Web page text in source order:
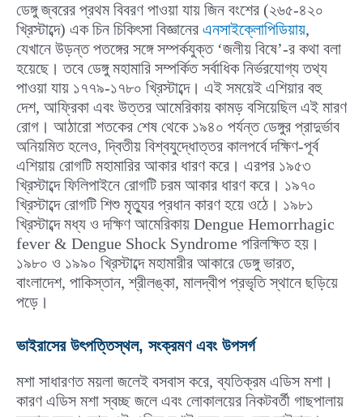
ডেঙ্গু জ্বরের প্রথম বিবরণ পাওয়া যায় জিন বংশের (২৬৫-৪২০
খ্রিস্টাব্দে) এক চিন চিকিৎসা বিজ্ঞানের এনসাইক্লোপিডিয়ায়,
যেখানে উড়ন্ত পতঙ্গের সঙ্গে সম্পর্কযুক্ত ‘জলীয় বিষে’-র কথা বলা
হয়েছে। তবে ডেঙ্গু মহামারি সম্পর্কিত সর্বাধিক নির্ভরযোগ্য তথ্য
পাওয়া যায় ১৭৭৯-১৭৮০ খ্রিস্টাব্দে। এই সময়েই এশিয়ার বহু
দেশ, আফ্রিকা এবং উত্তর আমেরিকায় কামড় বসিয়েছিল এই মারণ
রোগ। আঠারো শতকের শেষ থেকে ১৯৪০ পর্যন্ত ডেঙ্গুর প্রাদুর্ভাব
অনিয়মিত হলেও, দ্বিতীয় বিশ্বযুদ্ধোত্তর কালপর্বে দক্ষিণ-পূর্ব
এশিয়ায় রোগটি মহামারির আকার ধারণ করে। এরপর ১৯৫৩
খ্রিস্টাব্দে ফিলিপাইনে রোগটি চরম আকার ধারণ করে। ১৯৭০
খ্রিস্টাব্দে রোগটি শিশু মৃত্যুর প্রধান কারণ হয়ে ওঠে। ১৯৮১
খ্রিস্টাব্দে মধ্য ও দক্ষিণ আমেরিকায় Dengue Hemorrhagic
fever & Dengue Shock Syndrome পরিলক্ষিত হয়।
১৯৮০ ও ১৯৯০ খ্রিস্টাব্দে মহামারীর আকারে ডেঙ্গু ভারত,
বাংলাদেশ, পাকিস্তান, শ্রীলঙ্কা, মালদ্বীপ প্রভৃতি স্থানে ছড়িয়ে
পড়ে।
ভাইরাসের উৎপত্তিস্থল, সংক্রমণ এবং উপসর্গ
মশা সাধারণত ময়লা জলেই বসবাস করে, ব্যতিক্রম এডিস মশা।
কারণ এডিস মশা স্বচ্ছ জলে এবং লোকালয়ের নিকটবর্তী গাছপালায়